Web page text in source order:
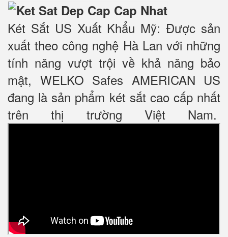
Két Sắt US Xuất Khẩu Mỹ: Được sản
xuất theo công nghệ Hà Lan với những
tính năng vượt trội về khả năng bảo
mật, WELKO Safes AMERICAN US
đang là sản phẩm két sắt cao cấp nhất
trên thị trường Việt Nam.